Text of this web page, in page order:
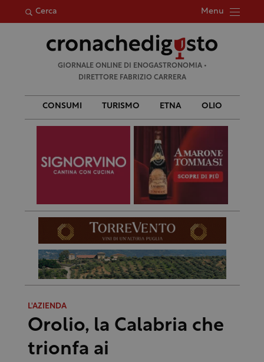
Cerca Menu
per:
GIORNALE ONLINE DI ENOGASTRONOMIA •
DIRETTORE FABRIZIO CARRERA
CONSUMI TURISMO ETNA OLIO
L'AZIENDA
Orolio, la Calabria che
trionfa ai